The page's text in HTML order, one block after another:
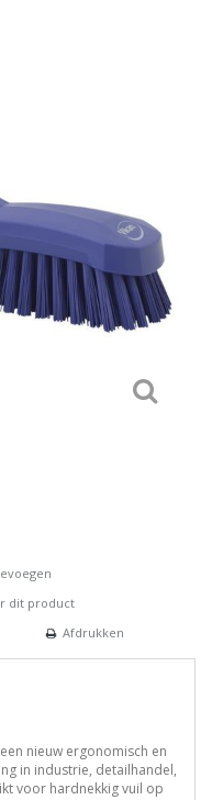
dit product
Afdrukken
nieuw ergonomisch en
in industrie, detailhandel,
voor hardnekkig vuil op